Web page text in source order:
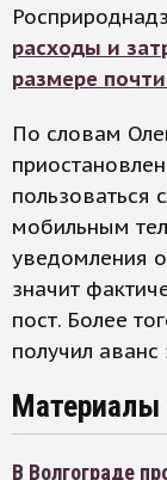
расходы и
размере
По словам
мобильным
уведомления
значит
пост. Более
получил аванс
Материалы
В Волгограде